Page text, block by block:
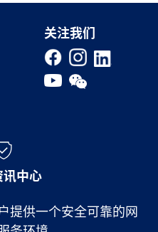
关注我们
讯中心
提供一个安全可靠的网